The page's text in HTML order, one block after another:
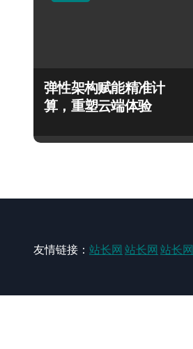
弹性架构赋能精准计
算，重塑云端体验
友情链接： 站长网 站长网 站长网